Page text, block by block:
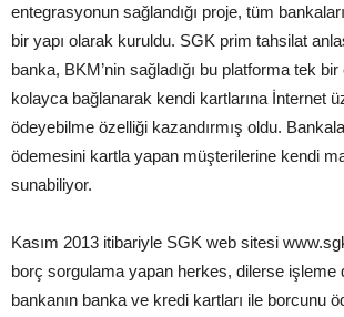
entegrasyonun sağlandığı proje, tüm
bir yapı olarak kuruldu. SGK prim tahsilat
banka, BKM’nin sağladığı bu platforma tek
kolayca bağlanarak kendi kartlarına İnternet
ödeyebilme özelliği kazandırmış oldu.
ödemesini kartla yapan müşterilerine kendi
sunabiliyor.
Kasım 2013 itibariyle SGK web sitesi
borç sorgulama yapan herkes, dilerse işleme
bankanın banka ve kredi kartları ile borcunu